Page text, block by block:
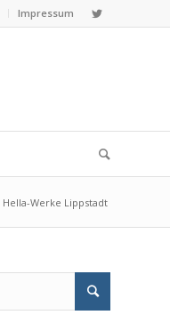
Impressum
Hella-Werke Lippstadt